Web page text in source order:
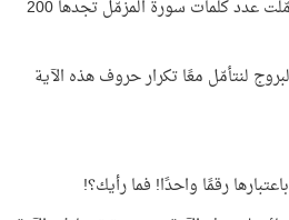
تأكيدًا لهذه العلاقة فإنك إذا تأمّلت عدد كلمات سورة المزمّل تجدها 200
لنتأمّل معًا تكرار حروف هذه الآية
رقمًا واحدًا! فما رأيك؟!